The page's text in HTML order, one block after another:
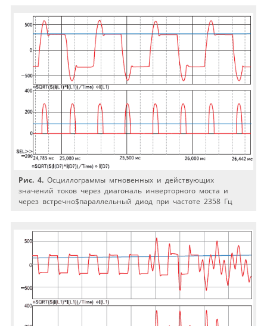
Рис. 4. Осциллограммы мгновенных и действующих
значений токов через диагональ инверторного моста и
через встречно$параллельный диод при частоте 2358 Гц